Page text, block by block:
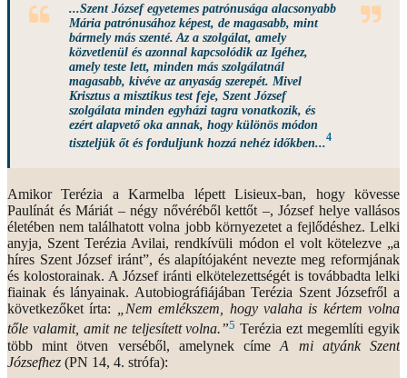
...Szent József egyetemes patrónusága alacsonyabb
Mária patrónusához képest, de magasabb, mint
bármely más szenté. Az a szolgálat, amely
közvetlenül és azonnal kapcsolódik az Igéhez,
amely teste lett, minden más szolgálatnál
magasabb, kivéve az anyaság szerepét. Mivel
Krisztus a misztikus test feje, Szent József
szolgálata minden egyházi tagra vonatkozik, és
ezért alapvető oka annak, hogy különös módon
tiszteljük őt és forduljunk hozzá nehéz időkben...4
Amikor Terézia a Karmelba lépett Lisieux-ban, hogy kövesse
Paulínát és Máriát – négy nővéréből kettőt –, József helye vallásos
életében nem találhatott volna jobb környezetet a fejlődéshez. Lelki
anyja, Szent Terézia Avilai, rendkívüli módon el volt kötelezve „a
híres Szent József iránt”, és alapítójaként nevezte meg reformjának
és kolostorainak. A József iránti elkötelezettségét is továbbadta lelki
fiainak és lányainak. Autobiográfiájában Terézia Szent Józsefről a
következőket írta:
„Nem emlékszem, hogy valaha is kértem volna
tőle valamit, amit ne teljesített volna.”5 Terézia ezt megemlíti egyik
több mint ötven verséből, amelynek címeA mi atyánk Szent
Józsefhez (PN 14, 4. strófa):